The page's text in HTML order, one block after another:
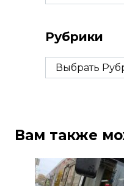
Рубрики
Рубрики
Вам также